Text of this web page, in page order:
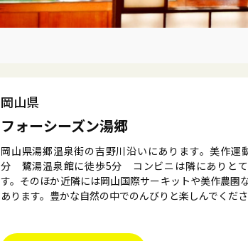
岡山県
フォーシーズン湯郷
岡山県湯郷温泉街の吉野川沿いにあります。美作運
分　鷺湯温泉館に徒歩5分　コンビニは隣にありと
す。そのほか近隣には岡山国際サーキットや美作農園
あります。豊かな自然の中でのんびりと楽しんでくださ